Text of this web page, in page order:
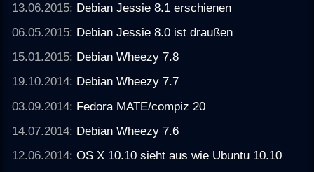
13.06.2015: Debian Jessie 8.1 erschienen
06.05.2015: Debian Jessie 8.0 ist draußen
15.01.2015: Debian Wheezy 7.8
19.10.2014: Debian Wheezy 7.7
03.09.2014: Fedora MATE/compiz 20
14.07.2014: Debian Wheezy 7.6
12.06.2014:OS X 10.10 sieht aus wie Ubuntu 10.10